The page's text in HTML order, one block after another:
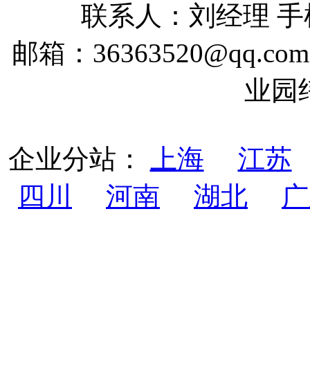
联系人：刘经理 手
邮箱：
业园
企业分站： 上海
江苏
四川
河南 湖北